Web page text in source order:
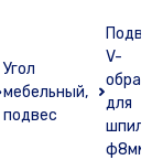
Угол
мебельный,
подвес
V-
для
ф8мм